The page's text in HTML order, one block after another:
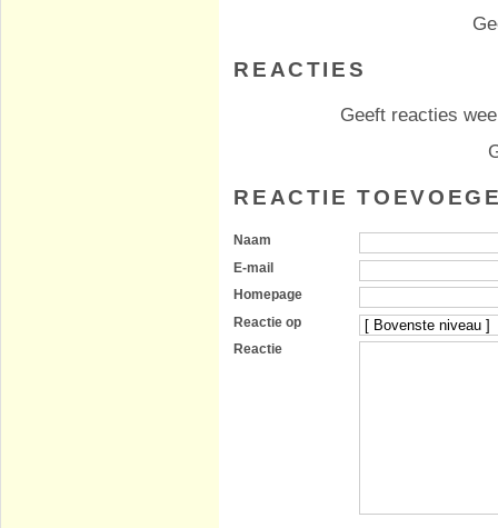
REACTIES
Geeft reacties
REACTIE
Naam
E-mail
Homepage
Reactie op
Reactie